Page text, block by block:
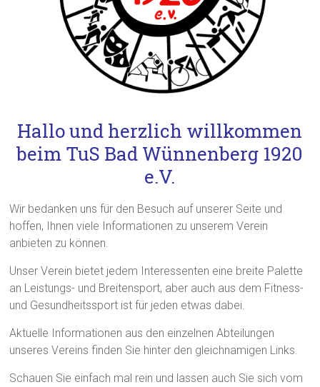
Hallo und herzlich willkommen
beim TuS Bad Wünnenberg 1920
e.V.
Wir bedanken uns für den Besuch auf unserer Seite und
hoffen, Ihnen viele Informationen zu unserem Verein
anbieten zu können.
Unser Verein bietet jedem Interessenten eine breite Palette
an Leistungs- und Breitensport, aber auch aus dem Fitness-
und Gesundheitssport ist für jeden etwas dabei.
Aktuelle Informationen aus den einzelnen Abteilungen
unseres Vereins finden Sie hinter den gleichnamigen Links.
Schauen Sie einfach mal rein und lassen auch Sie sich vom